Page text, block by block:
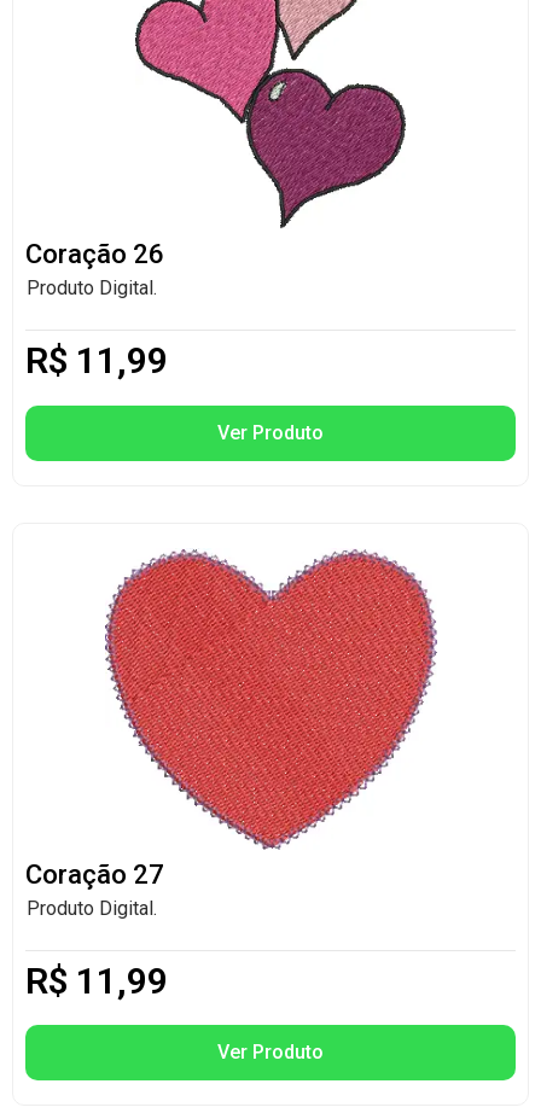
Coração 26
Produto Digital.
R$ 11,99
Ver Produto
Coração 27
Produto Digital.
R$ 11,99
Ver Produto